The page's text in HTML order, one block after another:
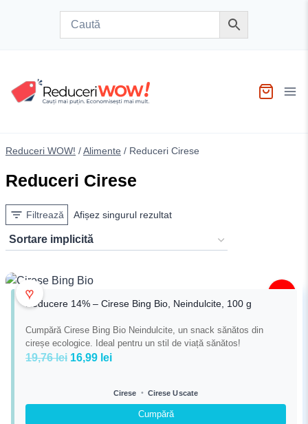
Reduceri WOW! / Alimente / Reduceri Cirese
Reduceri Cirese
Filtrează Afișez singurul rezultat
♥
Reducere 14% – Cirese Bing Bio, Neindulcite, 100 g
Cumpără Cirese Bing Bio Neindulcite, un snack sănătos din
cireșe ecologice. Ideal pentru un stil de viață sănătos!
19,76lei Prețul
fost:
16,99 leiPrețul
este:
16,99 lei.
Cirese • Cirese Uscate
Cumpără